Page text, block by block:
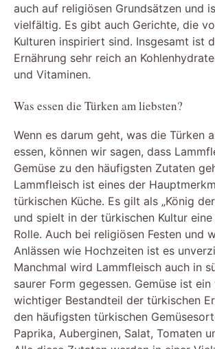
auch auf religiösen Grundsätzen und
vielfältig. Es gibt auch Gerichte, die
Kulturen inspiriert sind. Insgesamt ist
Ernährung sehr reich an
und Vitaminen.
Was essen die Türken am liebsten?
Wenn es darum geht, was die Türken
essen, können wir sagen, dass
Gemüse zu den häufigsten Zutaten
Lammfleisch ist eines der
türkischen Küche. Es gilt als „König
und spielt in der türkischen Kultur
Rolle. Auch bei religiösen Festen und
Anlässen wie Hochzeiten ist es
Manchmal wird Lammfleisch auch in
saurer Form gegessen. Gemüse ist
wichtiger Bestandteil der türkischen
den häufigsten türkischen
Paprika, Auberginen, Salat, Tomaten